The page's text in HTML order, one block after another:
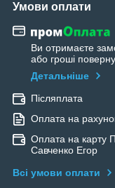
Умови оплати
Ви отримаєте
або гроші
Детальніше
Післяплата
Оплата на
Оплата на карту
Савченко Егор
Всі умови оплати